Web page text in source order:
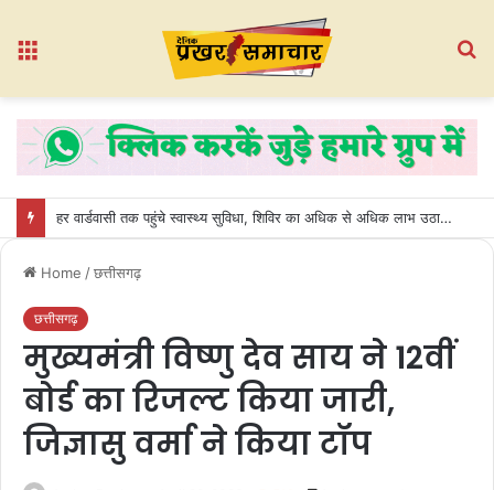
हर वार्डवासी तक पहुंचे स्वास्थ्य सुविधा, शिविर का अधिक से अधिक लाभ उठाएं : नीलेश लूनिया
Home /छत्तीसगढ़
छत्तीसगढ़
मुख्यमंत्री विष्णु देव साय ने 12वीं
बोर्ड का रिजल्ट किया जारी,
जिज्ञासु वर्मा ने किया टॉप